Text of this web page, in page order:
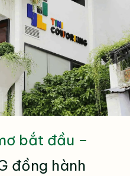
bắt đầu –
đồng hành